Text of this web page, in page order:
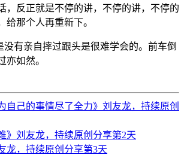
，反正就是不停的讲，不停的讲，不停的
给那个人再重新下。
有亲自摔过跟头是很难学会的。前车倒
亦如然。
自己的事情尽了全力》刘友龙，持续原创
》刘友龙，持续原创分享第2天
龙，持续原创分享第3天